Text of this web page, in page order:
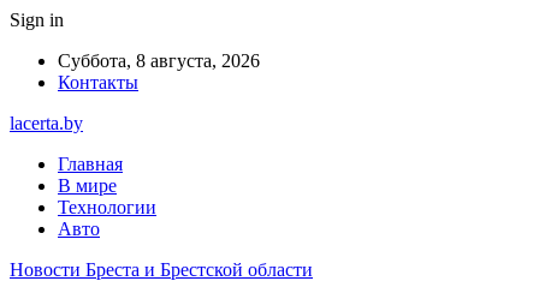
Sign in
Суббота, 8 августа, 2026
Контакты
lacerta.by
Главная
В мире
Технологии
Авто
Новости Бреста и Брестской области